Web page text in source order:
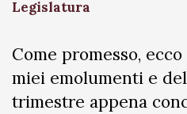
Legislatura
Come promesso,
miei emolumenti e
trimestre appena